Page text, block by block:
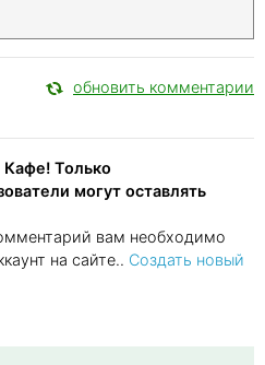
обновить комментарии
Только
могут оставлять
вам необходимо
на сайте.. Создать новый